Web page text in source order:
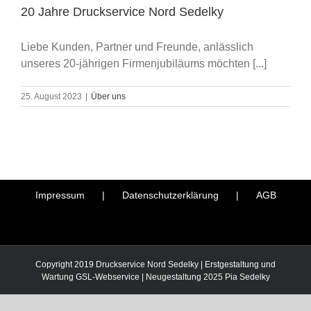
20 Jahre Druckservice Nord Sedelky
Liebe Kunden, Partner und Freunde, anlässlich
unseres 20-jährigen Firmenjubiläums möchten [...]
25. August 2023 | Über uns
Impressum Datenschutzerklärung AGB
Copyright 2019 Druckservice Nord Sedelky | Erstgestaltung und
Wartung GSL-Webservice | Neugestaltung 2025 Pia Sedelky